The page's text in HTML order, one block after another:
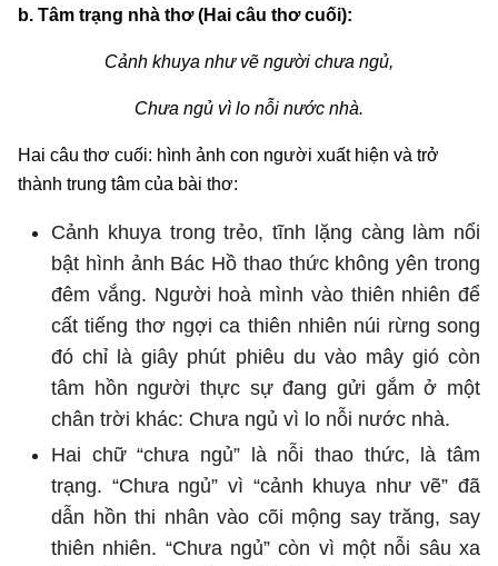
b. Tâm trạng nhà thơ (Hai câu thơ cuối):
Cảnh khuya như vẽ người chưa ngủ,
Chưa ngủ vì lo nỗi nước nhà.
Hai câu thơ cuối: hình ảnh con người xuất hiện và trở
thành trung tâm của bài thơ:
Cảnh khuya trong trẻo, tĩnh lặng càng làm nổi
bật hình ảnh Bác Hồ thao thức không yên trong
đêm vắng. Người hoà mình vào thiên nhiên để
cất tiếng thơ ngợi ca thiên nhiên núi rừng song
đó chỉ là giây phút phiêu du vào mây gió còn
tâm hồn người thực sự đang gửi gắm ở một
chân trời khác: Chưa ngủ vì lo nỗi nước nhà.
Hai chữ “chưa ngủ” là nỗi thao thức, là tâm
trạng. “Chưa ngủ” vì “cảnh khuya như vẽ” đã
dẫn hồn thi nhân vào cõi mộng say trăng, say
thiên nhiên. “Chưa ngủ” còn vì một nỗi sâu xa